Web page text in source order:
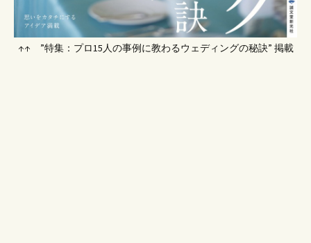
↑↑ ”特集：プロ15人の事例に教わるウェディングの秘訣” 掲載